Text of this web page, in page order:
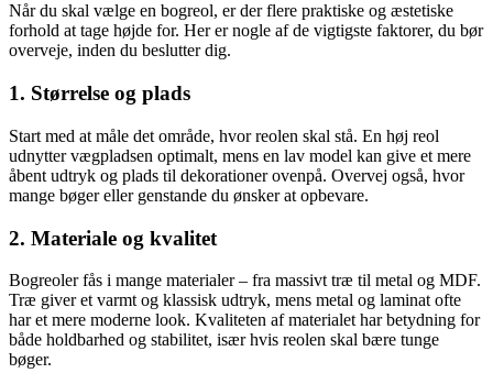
Når du skal vælge en bogreol, er der flere praktiske og æstetiske
forhold at tage højde for. Her er nogle af de vigtigste faktorer, du bør
overveje, inden du beslutter dig.
1. Størrelse og plads
Start med at måle det område, hvor reolen skal stå. En høj reol
udnytter vægpladsen optimalt, mens en lav model kan give et mere
åbent udtryk og plads til dekorationer ovenpå. Overvej også, hvor
mange bøger eller genstande du ønsker at opbevare.
2. Materiale og kvalitet
Bogreoler fås i mange materialer – fra massivt træ til metal og MDF.
Træ giver et varmt og klassisk udtryk, mens metal og laminat ofte
har et mere moderne look. Kvaliteten af materialet har betydning for
både holdbarhed og stabilitet, især hvis reolen skal bære tunge
bøger.